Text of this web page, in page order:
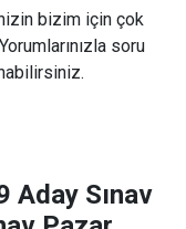
bizim için çok
soru
Aday Sınav